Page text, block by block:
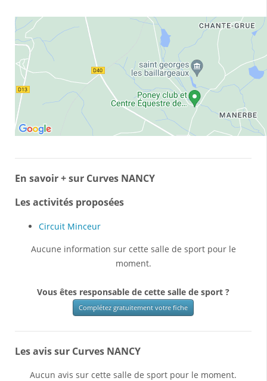
En savoir + sur Curves NANCY
Les activités proposées
Circuit Minceur
Aucune information sur cette salle de sport pour le
moment.
Vous êtes responsable de cette salle de sport ?
Complétez gratuitement votre fiche
Les avis sur Curves NANCY
Aucun avis sur cette salle de sport pour le moment.